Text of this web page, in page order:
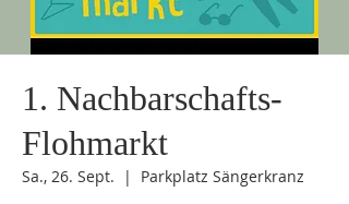
1. Nachbarschafts-
Flohmarkt
Sa., 26. Sept.
  |
Parkplatz Sängerkranz